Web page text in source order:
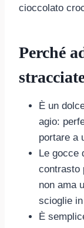
cioccolato
Perché
È un
agio:
portare a
Le gocce
contrasto
non ama
scioglie
È